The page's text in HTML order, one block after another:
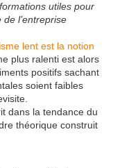
utiles pour
l’entreprise
lent est la notion
plus ralenti est alors
positifs sachant
soient faibles
dans la tendance du
théorique construit